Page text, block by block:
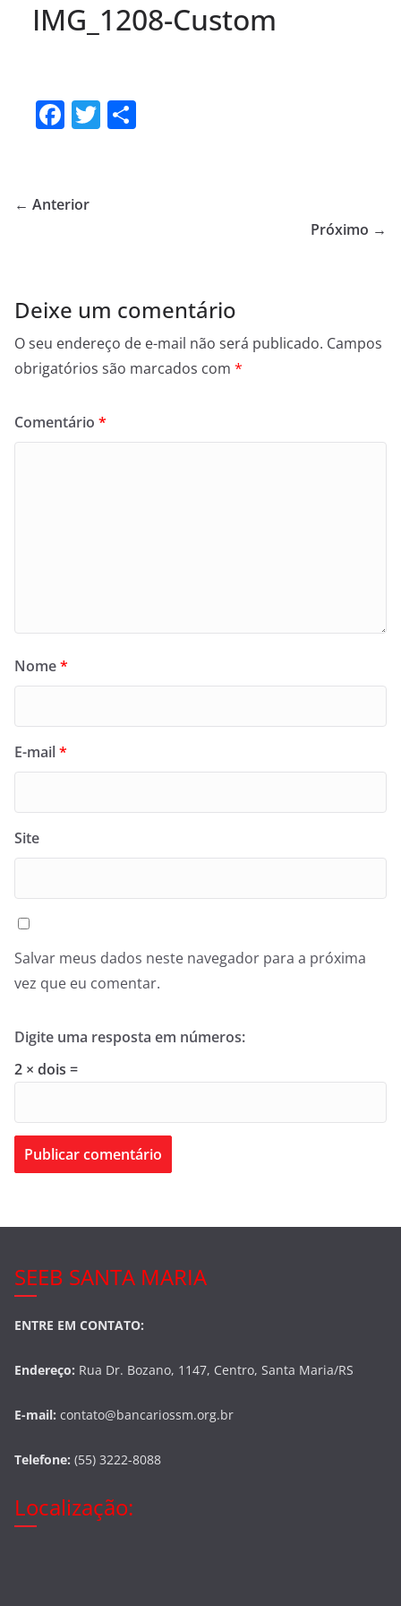
IMG_1208-Custom
F
e
k
T
← Anterior
Próximo →
Deixe um comentário
O seu endereço de e-mail não será publicado. Campos
obrigatórios são marcados com *
Comentário *
Nome*
E-mail*
Site
Salvar meus dados neste navegador para a próxima
vez que eu comentar.
Digite uma resposta em números:
2 × dois =
SEEB SANTA MARIA
ENTRE EM CONTATO:
Endereço: Rua Dr. Bozano, 1147, Centro, Santa Maria/RS
E-mail: contato@bancariossm.org.br
Telefone: (55) 3222-8088
Localização: